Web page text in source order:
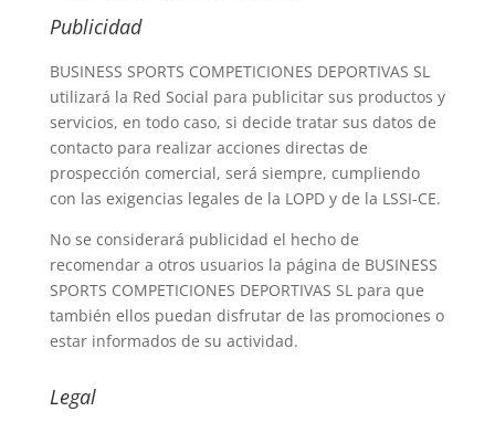
Publicidad
BUSINESS SPORTS COMPETICIONES DEPORTIVAS SL
utilizará la Red Social para publicitar sus productos y
servicios, en todo caso, si decide tratar sus datos de
contacto para realizar acciones directas de
prospección comercial, será siempre, cumpliendo
con las exigencias legales de la LOPD y de la LSSI-CE.
No se considerará publicidad el hecho de
recomendar a otros usuarios la página de BUSINESS
SPORTS COMPETICIONES DEPORTIVAS SL para que
también ellos puedan disfrutar de las promociones o
estar informados de su actividad.
Legal